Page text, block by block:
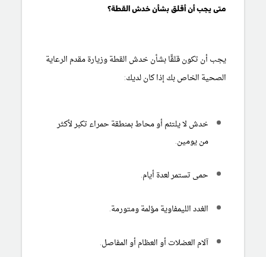
متى يجب أن أقلق بشأن خدش القطة؟
يجب أن تكون قلقًا بشأن خدش القطة وزيارة مقدم الرعاية
الصحية الخاص بك إذا كان لديك:
خدش لا يلتئم أو محاط بمنطقة حمراء تكبر لأكثر
من يومين.
حمى تستمر لعدة أيام.
الغدد الليمفاوية مؤلمة ومتورمة.
آلام العضلات أو العظام أو المفاصل.